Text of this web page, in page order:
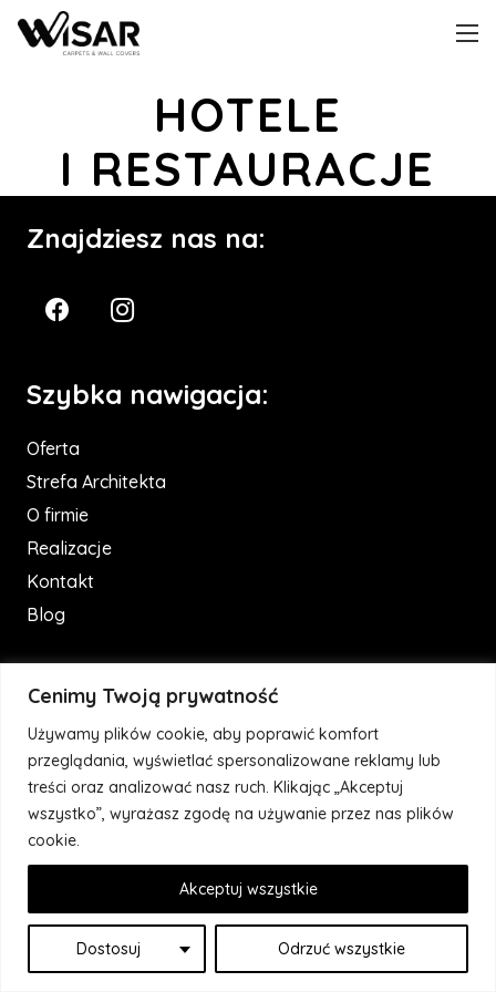
Cenimy Twoją prywatność
Używamy plików cookie, aby poprawić komfort
przeglądania, wyświetlać spersonalizowane reklamy lub
treści oraz analizować nasz ruch. Klikając „Akceptuj
wszystko”, wyrażasz zgodę na używanie przez nas plików
cookie.
Dostosuj Odrzuć wszystkie
Akceptuj wszystkie
HOTELE
I RESTAURACJE
Znajdziesz nas na:
Szybka nawigacja:
Oferta
Strefa Architekta
O firmie
Realizacje
Kontakt
Blog
Kontakt
ul. Sienkiewicza 14
78-100 Kołobrzeg
nr tel.: +48 690 249 288
email: kontakt@wisar.pl